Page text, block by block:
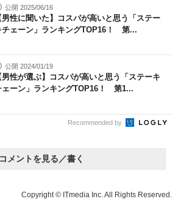
公開 2025/06/16
男性に聞いた】コスパが高いと思う「ステー
チェーン」ランキングTOP16！ 第...
公開 2024/01/19
男性が選ぶ】コスパが高いと思う「ステーキ
ェーン」ランキングTOP16！ 第1...
Recommended by
コメントを見る／書く
Copyright © ITmedia Inc. All Rights Reserved.